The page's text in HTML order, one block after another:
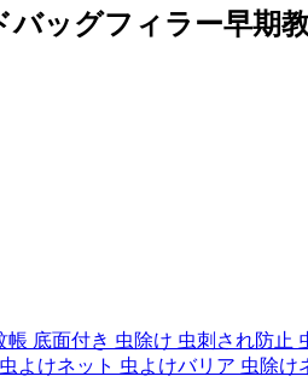
ッグフィラー早期
底面付き 虫除け 虫刺され防
よけネット 虫よけバリア 虫除け